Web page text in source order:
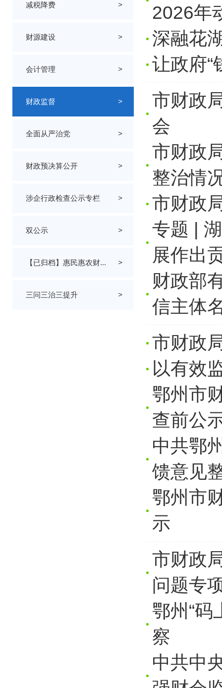
减税降费 >
财源建设 >
会计管理 >
财政监督 >
全面从严治党 >
财政预决算公开 >
涉企行政检查公示专栏 >
双公示 >
【已归档】惠民惠农财... >
三问三治三提升 >
2026年
深融花
让政府“
市财政
会
市财政
整治情
市财政
专题 |
展作出
财政部
信主体
市财政
以有效
鄂州市
查前公
中共鄂
馈意见
鄂州市
示
市财政
问题专
鄂州“码
察
中共中